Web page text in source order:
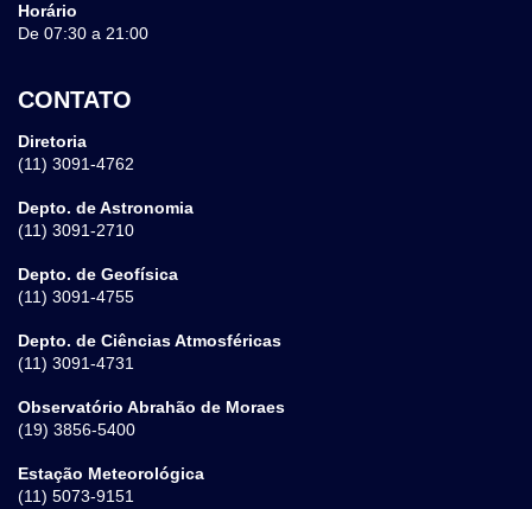
Horário
De 07:30 a 21:00
CONTATO
Diretoria
(11) 3091-4762
Depto. de Astronomia
(11) 3091-2710
Depto. de Geofísica
(11) 3091-4755
Depto. de Ciências Atmosféricas
(11) 3091-4731
Observatório Abrahão de Moraes
(19) 3856-5400
Estação Meteorológica
(11) 5073-9151